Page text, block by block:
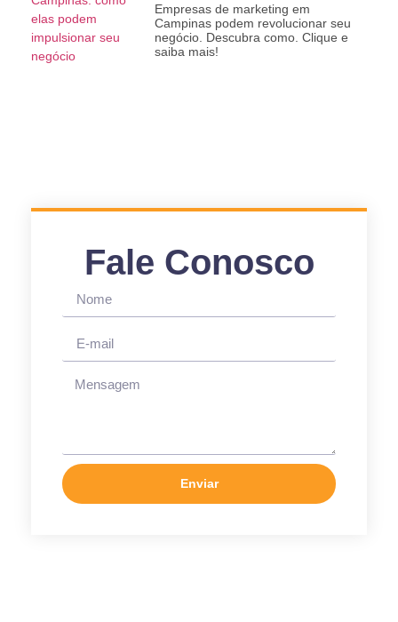
Empresas de marketing em
Campinas podem revolucionar seu
negócio. Descubra como. Clique e
saiba mais!
Fale Conosco
Enviar